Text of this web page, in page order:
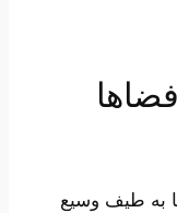
به طیف وسیع